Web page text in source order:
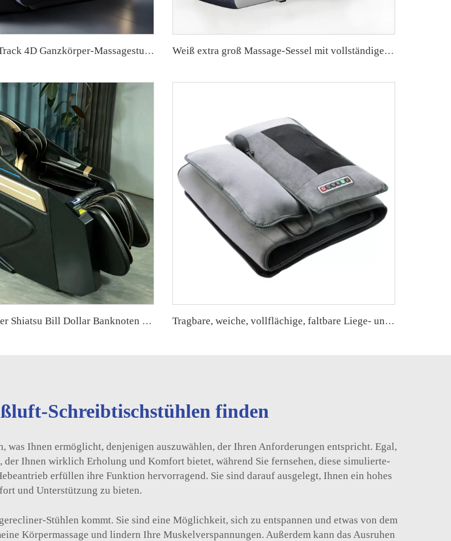
GUOHENG SL Track 4D Ganzkörper-Massagestuhl ab Werk Großhandel Hochwertig Intelligent 3D Zero Gravity für den Heimgebrauch zur Fußmassage Weiß extra groß Massage-Sessel mit vollständiger Körperbehandlung, elektrisch beheizt, modernes 4D-Modell, Hochwertiger 4D-Massage-Roboter mit Lautsprecher aus dem Jahr 2024
2025 Elektrischer Shiatsu Bill Dollar Banknoten Münzbetriebener Flughafen Gewerblicher Einsatz Massageautom Stuhl für Geschäftszwecke Tragbare, weiche, vollflächige, faltbare Liege- und Ruhe-Massage-Matratze mit Wermut-Wärmekompression, elektrischer Vibration und Massagefunktion
Schreibtischstühlen finden
Ihnen ermöglicht, denjenigen auszuwählen, der Ihren Anforderungen entspricht. Egal,
Ihnen wirklich Erholung und Komfort bietet, während Sie fernsehen, diese simulierte-
erfüllen ihre Funktion hervorragend. Sie sind darauf ausgelegt, Ihnen ein hohes
und Unterstützung zu bieten.
Stühlen kommt. Sie sind eine Möglichkeit, sich zu entspannen und etwas von dem
Körpermassage und lindern Ihre Muskelverspannungen. Außerdem kann das Ausruhen